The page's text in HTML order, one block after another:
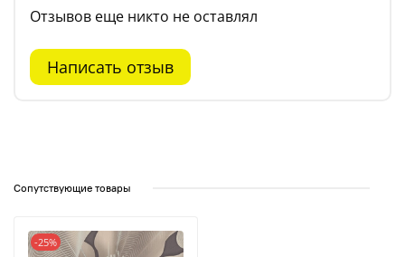
Отзывов еще никто не оставлял
Написать отзыв
Сопутствующие товары
-25%